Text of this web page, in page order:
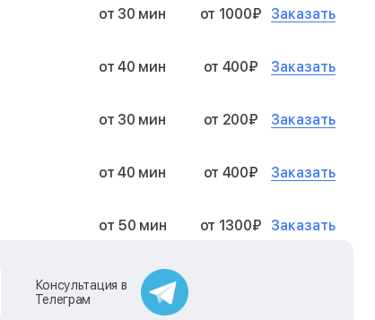
от 30 мин от 1000₽ Заказать
от 40 мин от 400₽ Заказать
от 30 мин от 200₽ Заказать
от 40 мин от 400₽ Заказать
от 50 мин от 1300₽ Заказать
от 40 мин
Консультация в
Телеграм